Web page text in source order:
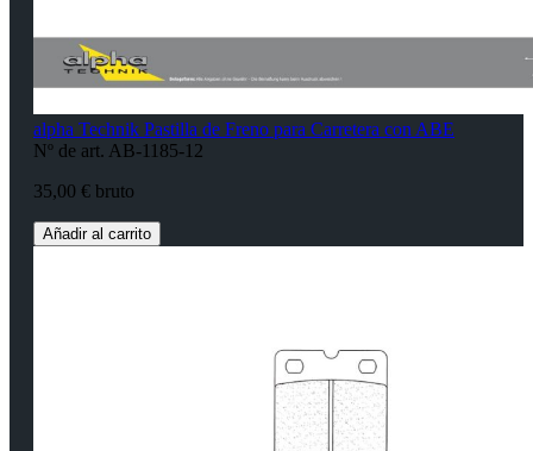
alpha Technik Pastilla de Freno para Carretera con ABE
Nº de art. AB-1185-12
35,00 € bruto
Añadir al carrito